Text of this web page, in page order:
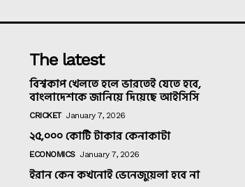
The latest
বিশ্বকাপ খেলতে হলে ভারতেই যেতে হবে,
বাংলাদেশকে জানিয়ে দিয়েছে আইসিসি
CRICKET January 7, 2026
২৫,০০০ কোটি টাকার কেনাকাটা
ECONOMICS January 7, 2026
ইরান কেন কখনোই ভেনেজুয়েলা হবে না